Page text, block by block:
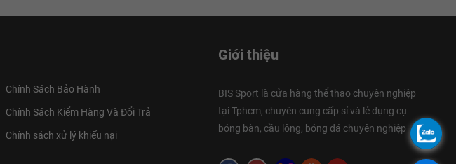
Chính Sách Bảo Hành
Chính Sách Kiểm Hàng Và Đổi Trả
Chính sách xử lý khiếu nại
Giới thiệu
BIS Sport là cửa hàng thể thao chuyên nghiệp
tại Tphcm, chuyên cung cấp sỉ và lẻ dụng cụ
bóng bàn, cầu lông, bóng đá chuyên nghiệp